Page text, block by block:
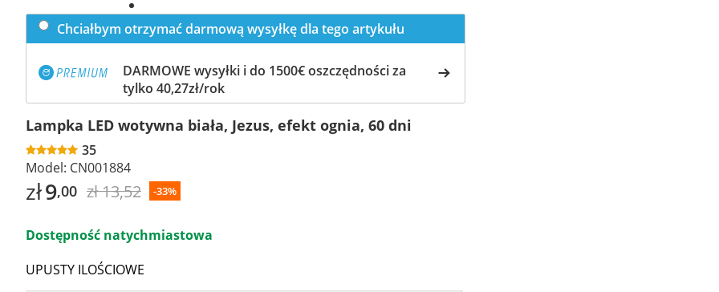
Chciałbym otrzymać darmową wysyłkę dla tego artykułu
DARMOWE wysyłki i do 1500€ oszczędności za
tylko 40,27zł/rok
Lampka LED wotywna biała, Jezus, efekt ognia, 60 dni
35
Model: CN001884
zł9,00 zł 13,52 -33%
Dostępność natychmiastowa
UPUSTY ILOŚCIOWE